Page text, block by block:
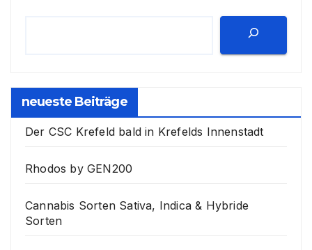
neueste Beiträge
Der CSC Krefeld bald in Krefelds Innenstadt
Rhodos by GEN200
Cannabis Sorten Sativa, Indica & Hybride
Sorten